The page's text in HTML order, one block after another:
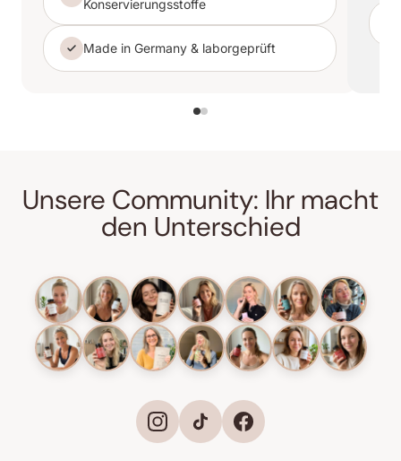
Konservierungsstoffe
Made in Germany & laborgeprüft
Unsere Community: Ihr macht
den Unterschied